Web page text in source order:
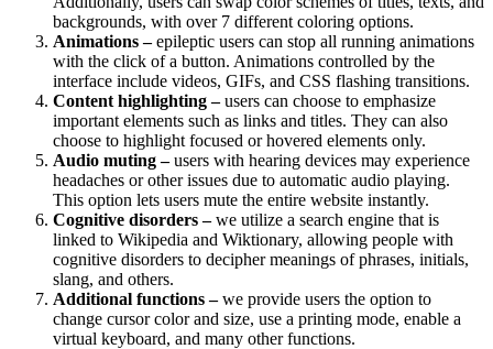
backgrounds, with over 7 different coloring options.
Animations –epileptic users can stop all running animations
with the click of a button. Animations controlled by the
interface include videos, GIFs, and CSS flashing transitions.
Content highlighting –users can choose to emphasize
important elements such as links and titles. They can also
choose to highlight focused or hovered elements only.
Audio muting –users with hearing devices may experience
headaches or other issues due to automatic audio playing.
This option lets users mute the entire website instantly.
Cognitive disorders –we utilize a search engine that is
linked to Wikipedia and Wiktionary, allowing people with
cognitive disorders to decipher meanings of phrases, initials,
slang, and others.
Additional functions –we provide users the option to
change cursor color and size, use a printing mode, enable a
virtual keyboard, and many other functions.